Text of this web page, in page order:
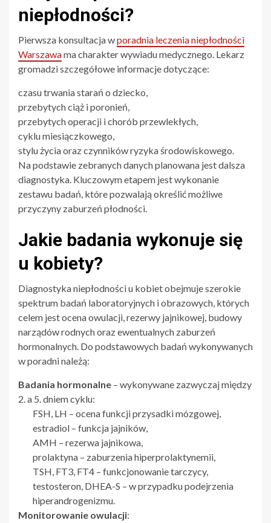
niepłodności?
Pierwsza konsultacja wporadnia leczenia niepłodności
Warszawama charakter wywiadu medycznego. Lekarz
gromadzi szczegółowe informacje dotyczące:
czasu trwania starań o dziecko,
przebytych ciąż i poronień,
przebytych operacji i chorób przewlekłych,
cyklu miesiączkowego,
stylu życia oraz czynników ryzyka środowiskowego.
Na podstawie zebranych danych planowana jest dalsza
diagnostyka. Kluczowym etapem jest wykonanie
zestawu badań, które pozwalają określić możliwe
przyczyny zaburzeń płodności.
Jakie badania wykonuje się
u kobiety?
Diagnostyka niepłodności u kobiet obejmuje szerokie
spektrum badań laboratoryjnych i obrazowych, których
celem jest ocena owulacji, rezerwy jajnikowej, budowy
narządów rodnych oraz ewentualnych zaburzeń
hormonalnych. Do podstawowych badań wykonywanych
w poradni należą:
Badania hormonalne – wykonywane zazwyczaj między
2. a 5. dniem cyklu:
FSH, LH – ocena funkcji przysadki mózgowej,
estradiol – funkcja jajników,
AMH – rezerwa jajnikowa,
prolaktyna – zaburzenia hiperprolaktynemii,
TSH, FT3, FT4 – funkcjonowanie tarczycy,
testosteron, DHEA-S – w przypadku podejrzenia
hiperandrogenizmu.
Monitorowanie owulacji: